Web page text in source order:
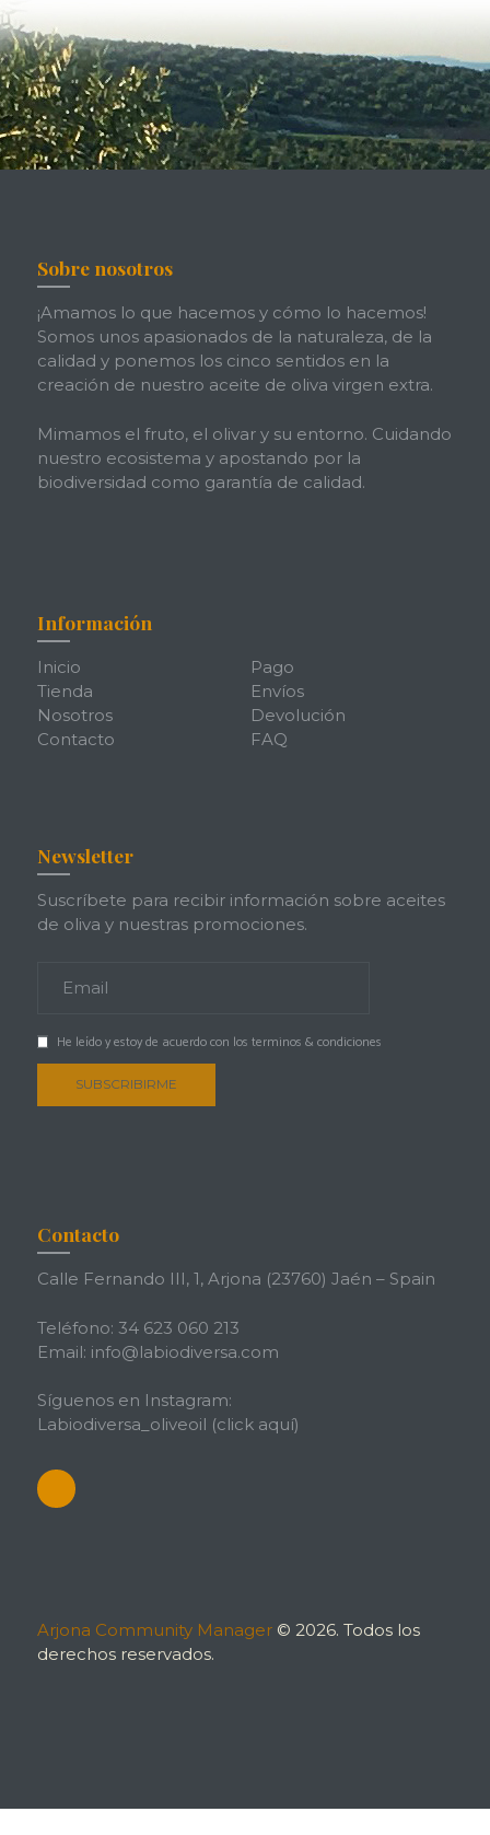
.
Sobre nosotros
¡Amamos lo que hacemos y cómo lo hacemos!
Somos unos apasionados de la naturaleza, de la
calidad y ponemos los cinco sentidos en la
creación de nuestro aceite de oliva virgen extra.
Mimamos el fruto, el olivar y su entorno. Cuidando
nuestro ecosistema y apostando por la
biodiversidad como garantía de calidad.
Información
Inicio
Tienda
Nosotros
Contacto
Pago
Envíos
Devolución
FAQ
Newsletter
Suscríbete para recibir información sobre aceites
de oliva y nuestras promociones.
He leído y estoy de acuerdo con los terminos & condiciones
Contacto
Calle Fernando III, 1, Arjona (23760) Jaén – Spain
Teléfono: 34 623 060 213
Email: info@labiodiversa.com
Síguenos en Instagram:
Labiodiversa_oliveoil (click aquí)
Arjona Community Manager© 2026. Todos los
derechos reservados.